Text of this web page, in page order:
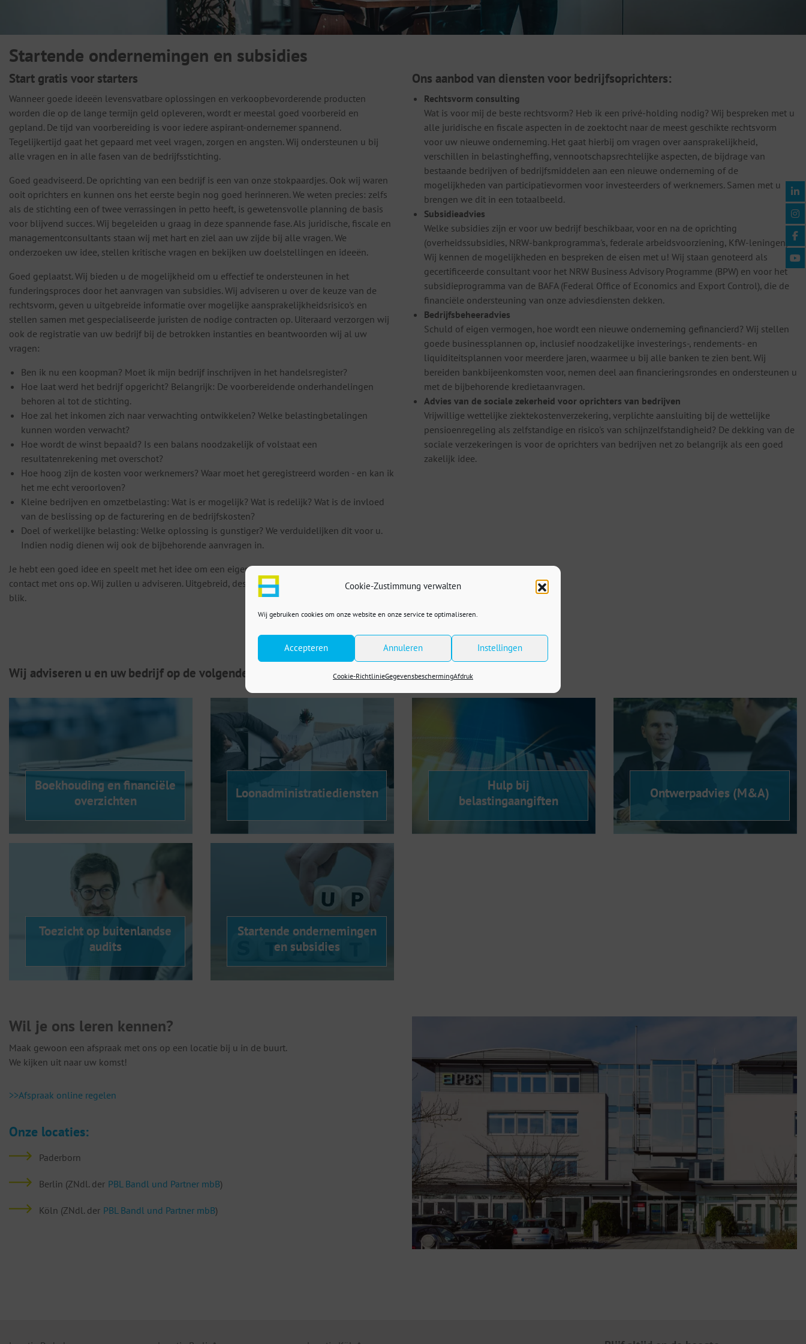
Cookie-Zustimmung verwalten
Wij gebruiken cookies om onze website en onze service te optimaliseren.
Accepteren Annuleren Instellingen
Cookie-RichtlinieGegevensbeschermingAfdruk
Startende ondernemingen en subsidies
Start gratis voor starters
Wanneer goede ideeën levensvatbare oplossingen en verkoopbevorderende producten
worden die op de lange termijn geld opleveren, wordt er meestal goed voorbereid en
gepland. De tijd van voorbereiding is voor iedere aspirant-ondernemer spannend.
Tegelijkertijd gaat het gepaard met veel vragen, zorgen en angsten. Wij ondersteunen u bij
alle vragen en in alle fasen van de bedrijfsstichting.
Goed geadviseerd. De oprichting van een bedrijf is een van onze stokpaardjes. Ook wij waren
ooit oprichters en kunnen ons het eerste begin nog goed herinneren. We weten precies: zelfs
als de stichting een of twee verrassingen in petto heeft, is gewetensvolle planning de basis
voor blijvend succes. Wij begeleiden u graag in deze spannende fase. Als juridische, fiscale en
managementconsultants staan wij met hart en ziel aan uw zijde bij alle vragen. We
onderzoeken uw idee, stellen kritische vragen en bekijken uw doelstellingen en ideeën.
Goed geplaatst. Wij bieden u de mogelijkheid om u effectief te ondersteunen in het
funderingsproces door het aanvragen van subsidies. Wij adviseren u over de keuze van de
rechtsvorm, geven u uitgebreide informatie over mogelijke aansprakelijkheidsrisico's en
stellen samen met gespecialiseerde juristen de nodige contracten op. Uiteraard verzorgen wij
ook de registratie van uw bedrijf bij de betrokken instanties en beantwoorden wij al uw
vragen:
Ben ik nu een koopman? Moet ik mijn bedrijf inschrijven in het handelsregister?
Hoe laat werd het bedrijf opgericht? Belangrijk: De voorbereidende onderhandelingen
behoren al tot de stichting.
Hoe zal het inkomen zich naar verwachting ontwikkelen? Welke belastingbetalingen
kunnen worden verwacht?
Hoe wordt de winst bepaald? Is een balans noodzakelijk of volstaat een
resultatenrekening met overschot?
Hoe hoog zijn de kosten voor werknemers? Waar moet het geregistreerd worden - en kan ik
het me echt veroorloven?
Kleine bedrijven en omzetbelasting: Wat is er mogelijk? Wat is redelijk? Wat is de invloed
van de beslissing op de facturering en de bedrijfskosten?
Doel of werkelijke belasting: Welke oplossing is gunstiger? We verduidelijken dit voor u.
Indien nodig dienen wij ook de bijbehorende aanvragen in.
Je hebt een goed idee en speelt met het idee om een eigen bedrijf op te richten? Neem
contact met ons op. Wij zullen u adviseren. Uitgebreid, deskundig en met een vooruitziende
blik.
Ons aanbod van diensten voor bedrijfsoprichters:
Rechtsvorm consulting
Wat is voor mij de beste rechtsvorm? Heb ik een privé-holding nodig? Wij bespreken met u
alle juridische en fiscale aspecten in de zoektocht naar de meest geschikte rechtsvorm
voor uw nieuwe onderneming. Het gaat hierbij om vragen over aansprakelijkheid,
verschillen in belastingheffing, vennootschapsrechtelijke aspecten, de bijdrage van
bestaande bedrijven of bedrijfsmiddelen aan een nieuwe onderneming of de
mogelijkheden van participatievormen voor investeerders of werknemers. Samen met u
brengen we dit in een totaalbeeld.
Subsidieadvies
Welke subsidies zijn er voor uw bedrijf beschikbaar, voor en na de oprichting
(overheidssubsidies, NRW-bankprogramma's, federale arbeidsvoorziening, KfW-leningen)?
Wij kennen de mogelijkheden en bespreken de eisen met u! Wij staan genoteerd als
gecertificeerde consultant voor het NRW Business Advisory Programme (BPW) en voor het
subsidieprogramma van de BAFA (Federal Office of Economics and Export Control), die de
financiële ondersteuning van onze adviesdiensten dekken.
Bedrijfsbeheeradvies
Schuld of eigen vermogen, hoe wordt een nieuwe onderneming gefinancierd? Wij stellen
goede businessplannen op, inclusief noodzakelijke investerings-, rendements- en
liquiditeitsplannen voor meerdere jaren, waarmee u bij alle banken te zien bent. Wij
bereiden bankbijeenkomsten voor, nemen deel aan financieringsrondes en ondersteunen u
met de bijbehorende kredietaanvragen.
Advies van de sociale zekerheid voor oprichters van bedrijven
Vrijwillige wettelijke ziektekostenverzekering, verplichte aansluiting bij de wettelijke
pensioenregeling als zelfstandige en risico's van schijnzelfstandigheid? De dekking van de
sociale verzekeringen is voor de oprichters van bedrijven net zo belangrijk als een goed
zakelijk idee.
Wij adviseren u en uw bedrijf op de volgende gebieden:
Boekhouding en financiële
overzichten
Loonadministratiediensten
Hulp bij
belastingaangiften
Ontwerpadvies (M&A)
Toezicht op buitenlandse
audits
Startende ondernemingen
en subsidies
Wil je ons leren kennen?
Maak gewoon een afspraak met ons op een locatie bij u in de buurt.
We kijken uit naar uw komst!
>>Afspraak online regelen
Onze locaties:
Paderborn
Berlin (ZNdl. der PBL Bandl und Partner mbB)
Köln (ZNdl. der PBL Bandl und Partner mbB)